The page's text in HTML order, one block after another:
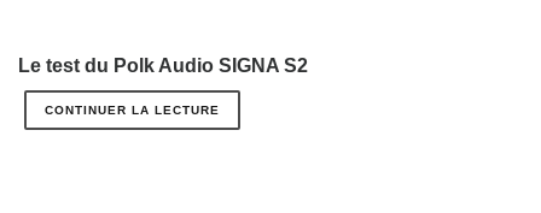
Le test du Polk Audio SIGNA S2
CONTINUER LA LECTURE